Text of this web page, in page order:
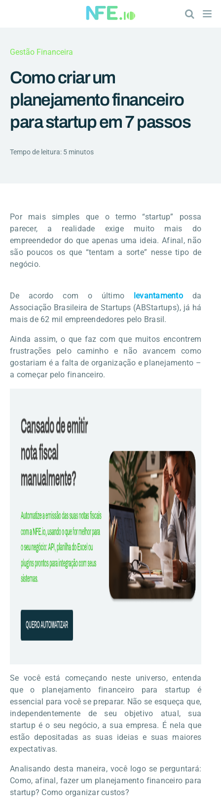
Gestão Financeira
Como criar um
planejamento financeiro
para startup em 7 passos
Tempo de leitura: 5 minutos
Por mais simples que o termo “startup” possa
parecer, a realidade exige muito mais do
empreendedor do que apenas uma ideia. Afinal, não
são poucos os que “tentam a sorte” nesse tipo de
negócio.
De acordo com o último levantamentoda
Associação Brasileira de Startups (ABStartups), já há
mais de 62 mil empreendedores pelo Brasil.
Ainda assim, o que faz com que muitos encontrem
frustrações pelo caminho e não avancem como
gostariam é a falta de organização e planejamento –
a começar pelo financeiro.
Se você está começando neste universo, entenda
que o planejamento financeiro para startup é
essencial para você se preparar. Não se esqueça que,
independentemente de seu objetivo atual, sua
startup é o seu negócio, a sua empresa. É nela que
estão depositadas as suas ideias e suas maiores
expectativas.
Analisando desta maneira, você logo se perguntará:
Como, afinal, fazer um planejamento financeiro para
startup? Como organizar custos?